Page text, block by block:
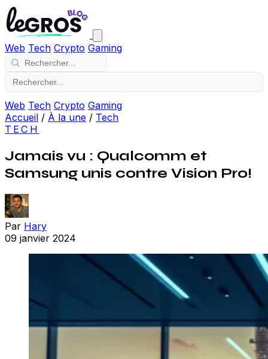
Web Tech Crypto Gaming
Web Tech Crypto Gaming
Accueil / À la une / Tech
TECH
Jamais vu : Qualcomm et
Samsung unis contre Vision Pro!
Par Hary
09 janvier 2024